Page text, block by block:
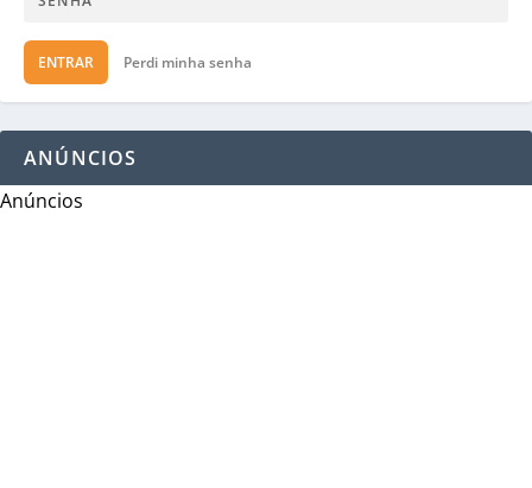
ENTRAR Perdi minha senha
ANÚNCIOS
Anúncios